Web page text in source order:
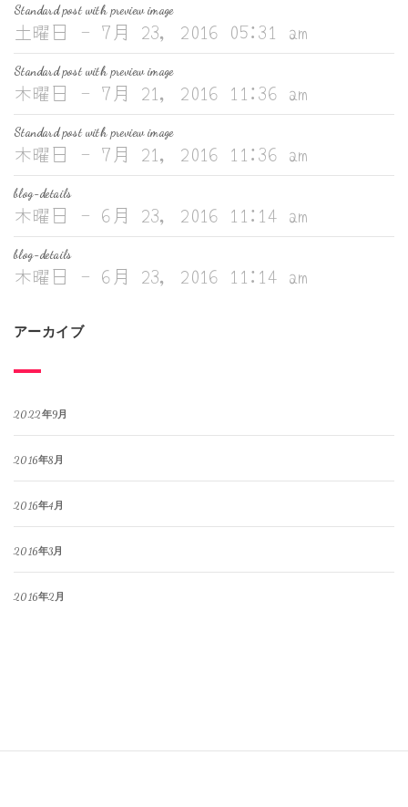
Standard post with preview image
土曜日 - 7月 23, 2016 05:31 am
Standard post with preview image
木曜日 - 7月 21, 2016 11:36 am
Standard post with preview image
木曜日 - 7月 21, 2016 11:36 am
blog-details
木曜日 - 6月 23, 2016 11:14 am
blog-details
木曜日 - 6月 23, 2016 11:14 am
アーカイブ
2022年9月
2016年8月
2016年4月
2016年3月
2016年2月